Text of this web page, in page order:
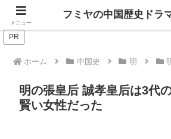
ドラマは歴史を知るともっと
PR
ホーム 中国史 明
明の張皇后 誠孝皇后は3代
賢い女性だった
メニュー
フミヤの中国歴史ドラ